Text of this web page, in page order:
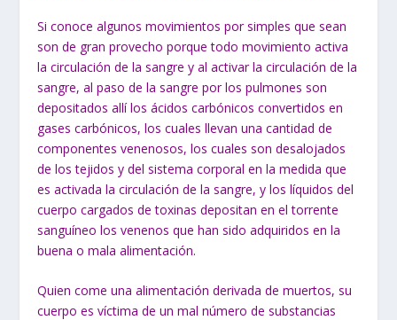
Si conoce algunos movimientos por simples que sean
son de gran provecho porque todo movimiento activa
la circulación de la sangre y al activar la circulación de la
sangre, al paso de la sangre por los pulmones son
depositados allí los ácidos carbónicos convertidos en
gases carbónicos, los cuales llevan una cantidad de
componentes venenosos, los cuales son desalojados
de los tejidos y del sistema corporal en la medida que
es activada la circulación de la sangre, y los líquidos del
cuerpo cargados de toxinas depositan en el torrente
sanguíneo los venenos que han sido adquiridos en la
buena o mala alimentación.
Quien come una alimentación derivada de muertos, su
cuerpo es víctima de un mal número de substancias